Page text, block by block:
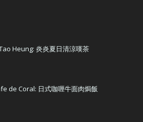
Heung: 炎炎夏日清涼嘆茶
de Coral: 日式咖喱牛面肉焗飯